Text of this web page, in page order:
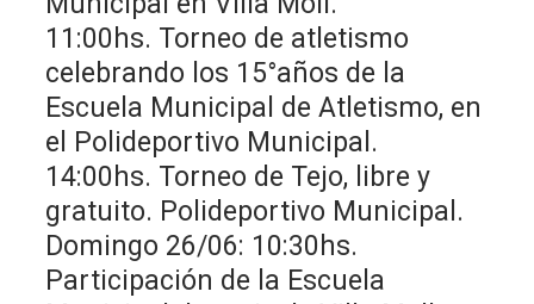
11:00hs. Torneo de atletismo
celebrando los 15°años de la
Escuela Municipal de Atletismo, en
el Polideportivo Municipal.
14:00hs. Torneo de Tejo, libre y
gratuito. Polideportivo Municipal.
Domingo 26/06: 10:30hs.
Participación de la Escuela